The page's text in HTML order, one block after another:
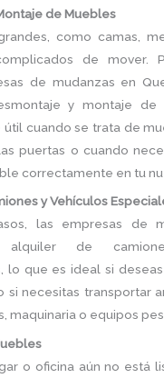
de Muebles
como camas,
de mover.
de mudanzas en
y montaje de
cuando se trata de
puertas o cuando
correctamente en tu
y Vehículos
las empresas de
alquiler de
lo que es ideal si
si necesitas transportar
maquinaria o equipos
o oficina aún no está